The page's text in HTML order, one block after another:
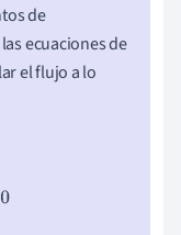
de
ecuaciones de
el flujo a lo